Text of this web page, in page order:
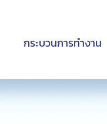
กระบวนการทำงาน